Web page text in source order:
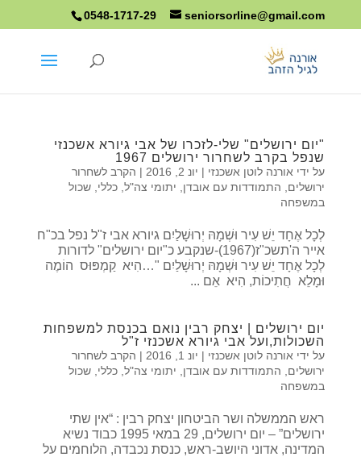
0548-1717-29 seniorsorline@gmail.com
"יום ירושלים" שלי-לזכרו של אבי גיורא אשכנזי
שנפל בקרב לשחרור ירושלים 1967
על ידי אורנה לוטן אשכנזי | יונ 2, 2016 | הקרב לשחרור
ירושלים
התמודדות עם אובדן יתומי צה"ל, כללי שכול
במשפחה
לְכָל אֶחָד יֵשׁ עִיר וּשְׁמָהּ יְרוּשָׁלַיִם גיורא אבי ז"ל נפל בכ"ח
אייר ה'תשכ"ז(1967)-שנקבע כ"יום ירושלים" לדורות
לְכָל אֶחָד יֵשׁ עִיר וּשְׁמָהּ יְרוּשָׁלַיִם "…הִיא קַמְפּוּס הוֹמֶה
וּמָלֵא חֲתִיכוֹת, הִיא אֵם ...
יום ירושלים | יצחק רבין נואם בכנסת למשפחות
השכולות,ועל אבי גיורא אשכנזי ז"ל
על ידי אורנה לוטן אשכנזי | יונ 1, 2016 | הקרב לשחרור
ירושלים
התמודדות עם אובדן יתומי צה"ל, כללי שכול
במשפחה
ראש הממשלה ושר הביטחון יצחק רבין : “אין שתי
ירושלים” – יום ירושלים, 29 במאי 1995 כבוד נשיא
המדינה, אדוני היושב-ראש, כנסת נכבדה, הלוחמים על